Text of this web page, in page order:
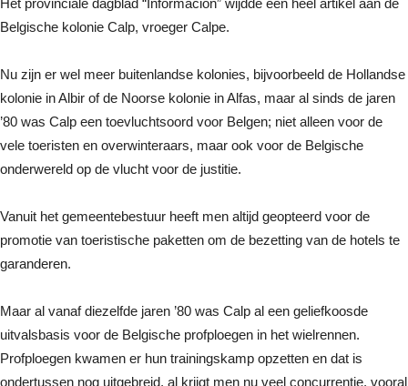
Het provinciale dagblad “Información” wijdde een heel artikel aan de
Belgische kolonie Calp, vroeger Calpe.
Nu zijn er wel meer buitenlandse kolonies, bijvoorbeeld de Hollandse
kolonie in Albir of de Noorse kolonie in Alfas, maar al sinds de jaren
’80 was Calp een toevluchtsoord voor Belgen; niet alleen voor de
vele toeristen en overwinteraars, maar ook voor de Belgische
onderwereld op de vlucht voor de justitie.
Vanuit het gemeentebestuur heeft men altijd geopteerd voor de
promotie van toeristische paketten om de bezetting van de hotels te
garanderen.
Maar al vanaf diezelfde jaren ’80 was Calp al een geliefkoosde
uitvalsbasis voor de Belgische profploegen in het wielrennen.
Profploegen kwamen er hun trainingskamp opzetten en dat is
ondertussen nog uitgebreid, al krijgt men nu veel concurrentie, vooral